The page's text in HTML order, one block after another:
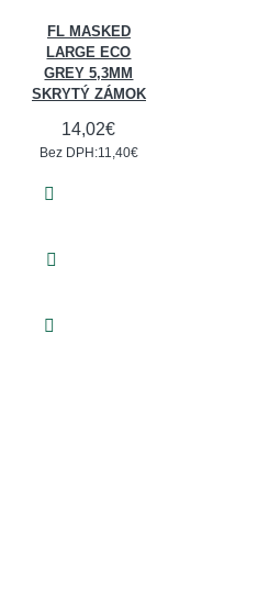
FL MASKED
LARGE ECO
GREY 5,3MM
SKRYTÝ ZÁMOK
14,02€
Bez DPH:11,40€